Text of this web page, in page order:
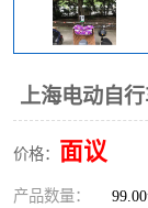
上海电动自
价格： 面议
产品数量：